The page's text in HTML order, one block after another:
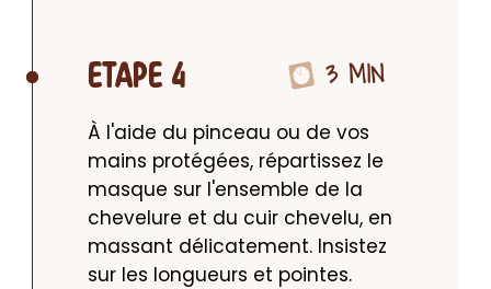
ETAPE 4 3 MIN
À l'aide du pinceau ou de vos
mains protégées, répartissez le
masque sur l'ensemble de la
chevelure et du cuir chevelu, en
massant délicatement. Insistez
sur les longueurs et pointes.